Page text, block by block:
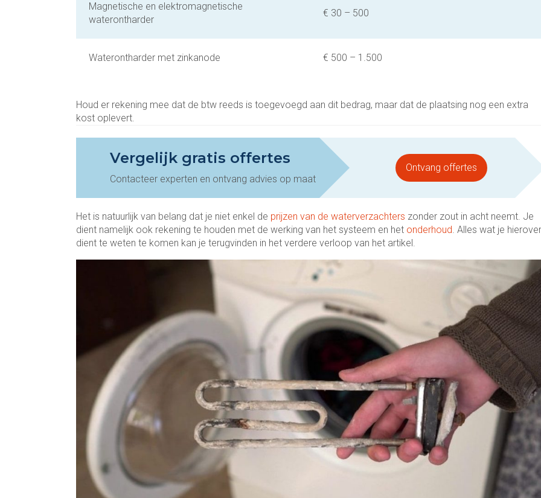
Magnetische en elektromagnetische
waterontharder
€ 30 – 500
Waterontharder met zinkanode € 500 – 1.500
Houd er rekening mee dat de btw reeds is toegevoegd aan dit bedrag, maar dat de plaatsing nog een extra
kost oplevert.
Vergelijk gratis offertes
Contacteer experten en ontvang advies op maat
Ontvang offertes
Het is natuurlijk van belang dat je niet enkel de prijzen van de waterverzachters zonder zout in acht neemt. Je
dient namelijk ook rekening te houden met de werking van het systeem en het onderhoud. Alles wat je hierover
dient te weten te komen kan je terugvinden in het verdere verloop van het artikel.